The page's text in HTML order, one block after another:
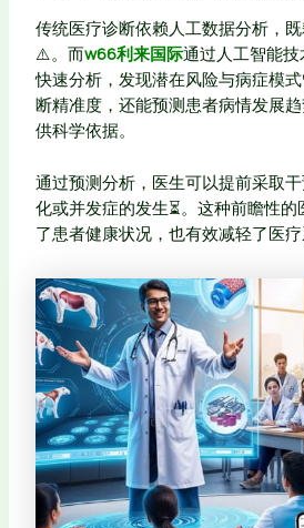
传统医疗诊断依赖人工数据分析，
⚠️。而w66利来国际通过人工智能
快速分析，发现潜在风险与病症模
断精准度，还能预测患者病情发展
供科学依据。
通过预测分析，医生可以提前采取
化或并发症的发生⏳。这种前瞻性
了患者健康状况，也有效减轻了医疗